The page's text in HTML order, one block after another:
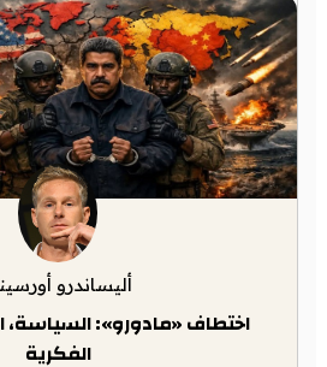
أليساندرو
اختطاف «مادورو»: السياسة،
الفكرية